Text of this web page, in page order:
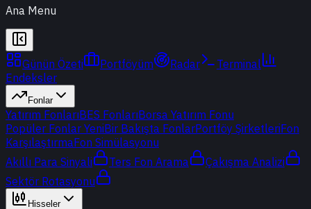
Ana Menu
Günün Özeti Portföyüm Radar
Terminal
Endeksler
Fonlar
Yatırım FonlarıBES FonlarıBorsa Yatırım Fonu
Popüler Fonlar YeniBir Bakışta FonlarPortföy ŞirketleriFon
KarşılaştırmaFon Simülasyonu
Akıllı Para Sinyali
Ters Fon Arama
Çakışma Analizi
Sektör Rotasyonu
Hisseler